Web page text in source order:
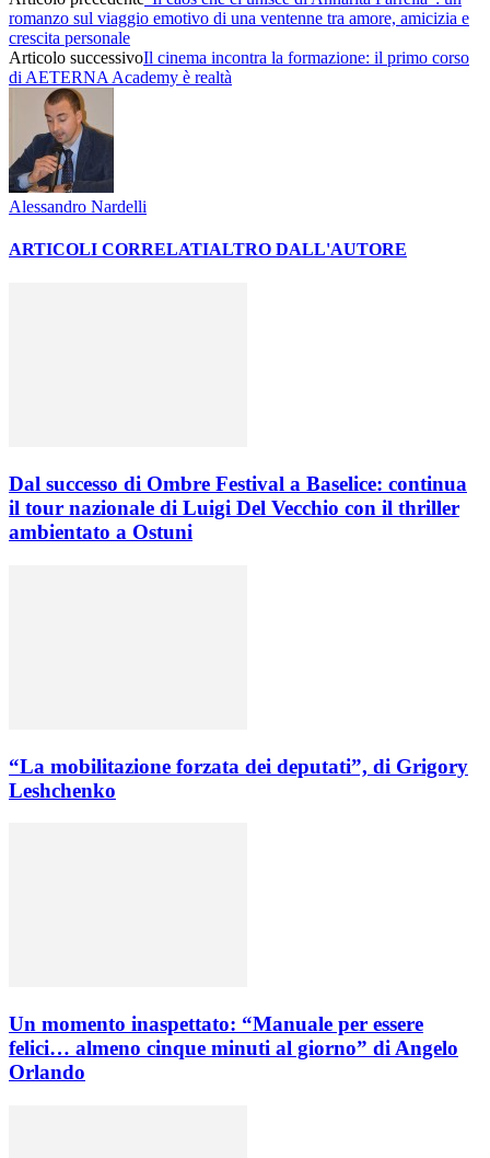
romanzo sul viaggio emotivo di una ventenne tra amore, amicizia e
crescita personale
Articolo successivoIl cinema incontra la formazione: il primo corso
di AETERNA Academy è realtà
Alessandro Nardelli
ARTICOLI CORRELATIALTRO DALL'AUTORE
Dal successo di Ombre Festival a Baselice: continua
il tour nazionale di Luigi Del Vecchio con il thriller
ambientato a Ostuni
“La mobilitazione forzata dei deputati”, di Grigory
Leshchenko
Un momento inaspettato: “Manuale per essere
felici… almeno cinque minuti al giorno” di Angelo
Orlando